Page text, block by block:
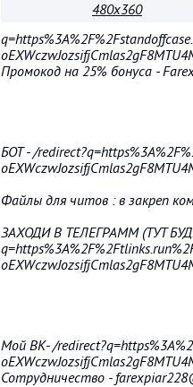
480x360
Промокод на 25% бонуса -
БОТ - /
Файлы для читов : в закреп
ЗАХОДИ В ТЕЛЕГРАММ (ТУТ
Мой ВК- /
Сотрудничество -